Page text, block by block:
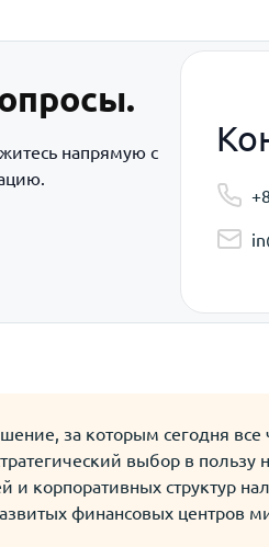
напрямую с
за которым сегодня все
выбор в
и корпоративных структур
финансовых центров